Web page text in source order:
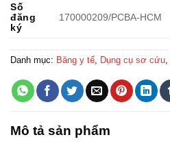
Số
đăng
ký
170000209/PCBA-HCM
Danh mục: Băng y tế Dụng cụ sơ cứu
Mô tả sản phẩm